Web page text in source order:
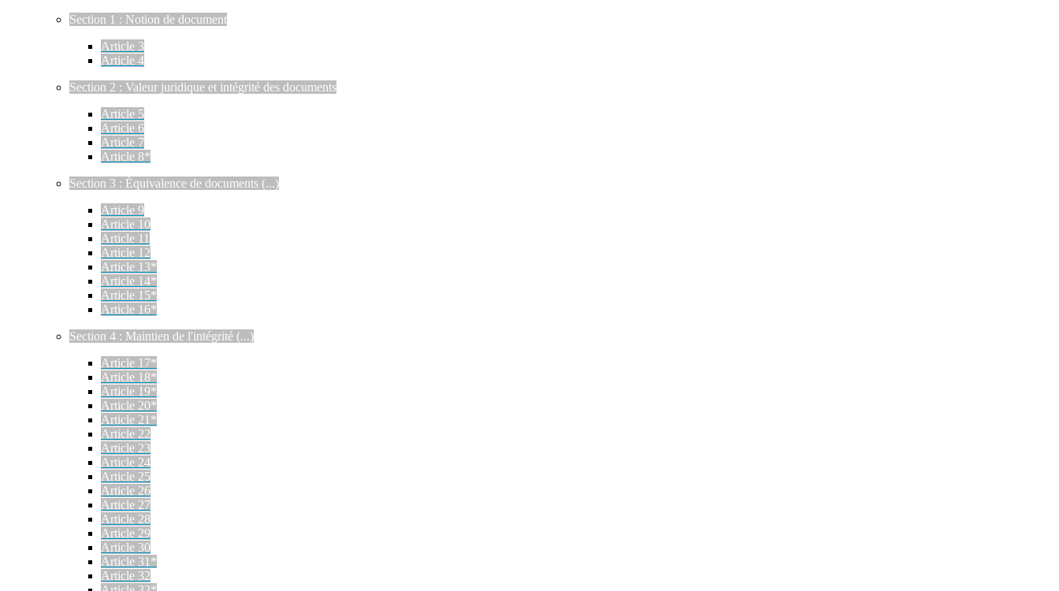
Section 1 : Notion de document
Article 3
Article 4
Section 2 : Valeur juridique et intégrité des documents
Article 5
Article 6
Article 7
Article 8*
Section 3 : Équivalence de documents (...)
Article 9
Article 10
Article 11
Article 12
Article 13*
Article 14*
Article 15*
Article 16*
Section 4 : Maintien de l'intégrité (...)
Article 17*
Article 18*
Article 19*
Article 20*
Article 21*
Article 22
Article 23
Article 24
Article 25
Article 26
Article 27
Article 28
Article 29
Article 30
Article 31*
Article 32